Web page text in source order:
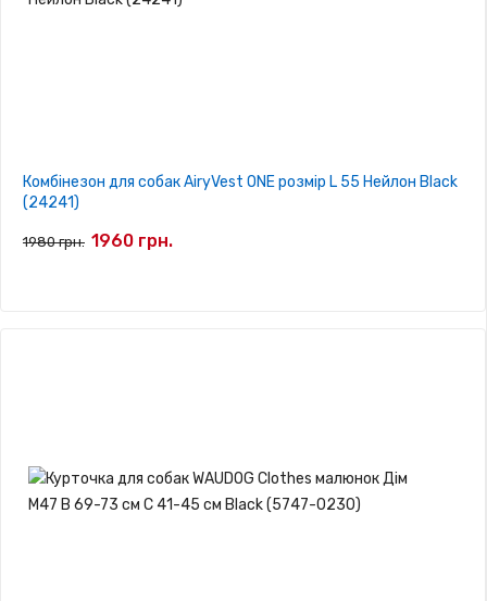
Комбінезон для собак AiryVest ONE розмір L 55 Нейлон Black
(24241)
1980 грн. 1960 грн.